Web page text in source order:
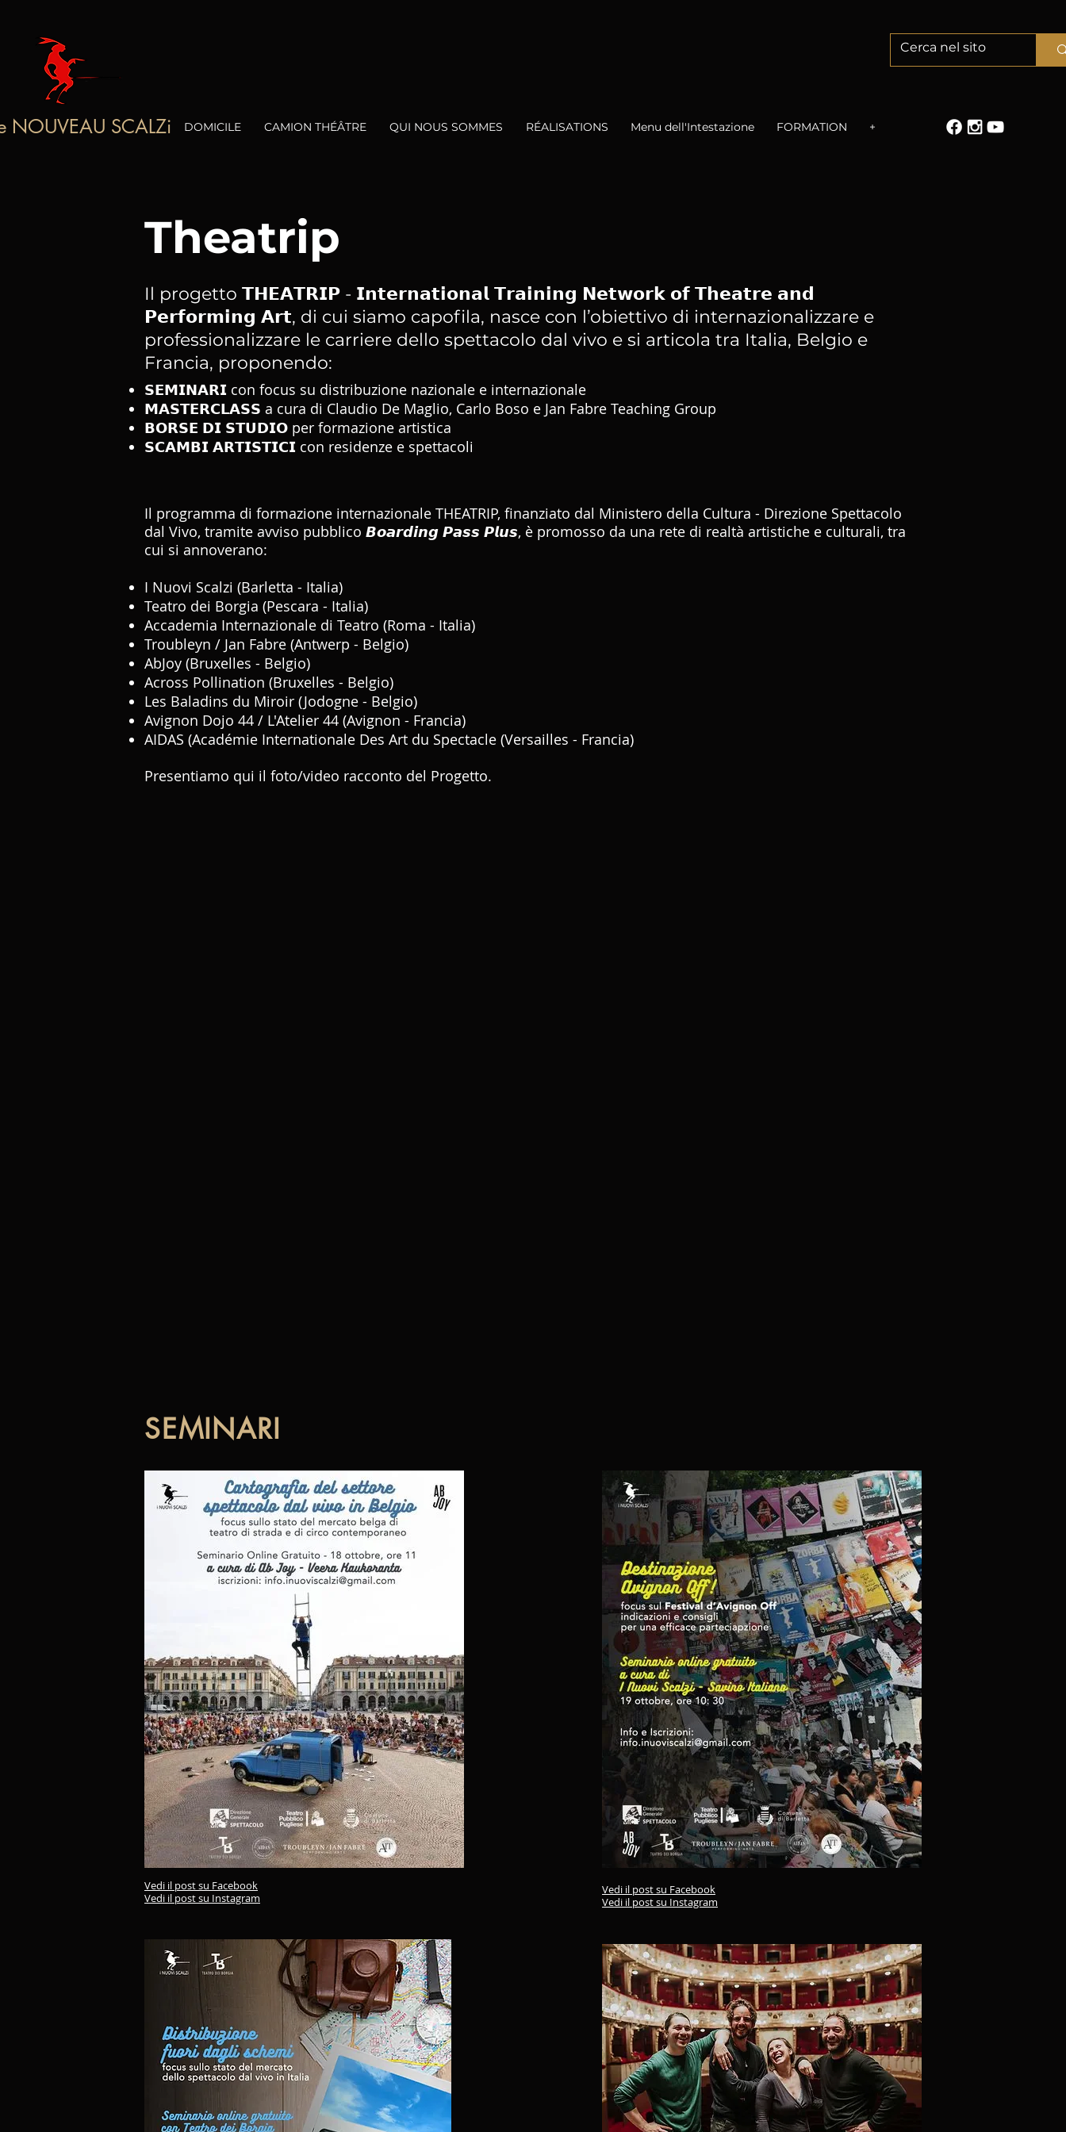
NOUVEAU SCALZi DOMICILE CAMION THÉÂTRE QUI NOUS SOMMES RÉALISATIONS Menu dell'Intestazione FORMATION +
Theatrip
Il progetto 𝗧𝗛𝗘𝗔𝗧𝗥𝗜𝗣 - 𝗜𝗻𝘁𝗲𝗿𝗻𝗮𝘁𝗶𝗼𝗻𝗮𝗹 𝗧𝗿𝗮𝗶𝗻𝗶𝗻𝗴 𝗡𝗲𝘁𝘄𝗼𝗿𝗸 𝗼𝗳 𝗧𝗵𝗲𝗮𝘁𝗿𝗲 𝗮𝗻𝗱
𝗣𝗲𝗿𝗳𝗼𝗿𝗺𝗶𝗻𝗴 𝗔𝗿𝘁, di cui siamo capofila, nasce con l’obiettivo di internazionalizzare e
professionalizzare le carriere dello spettacolo dal vivo e si articola tra Italia, Belgio e
Francia, proponendo:
𝗦𝗘𝗠𝗜𝗡𝗔𝗥𝗜 con focus su distribuzione nazionale e internazionale
𝗠𝗔𝗦𝗧𝗘𝗥𝗖𝗟𝗔𝗦𝗦 a cura di Claudio De Maglio, Carlo Boso e Jan Fabre Teaching Group
𝗕𝗢𝗥𝗦𝗘 𝗗𝗜 𝗦𝗧𝗨𝗗𝗜𝗢 per formazione artistica
𝗦𝗖𝗔𝗠𝗕𝗜 𝗔𝗥𝗧𝗜𝗦𝗧𝗜𝗖𝗜 con residenze e spettacoli
Il programma di formazione internazionale THEATRIP, finanziato dal Ministero della Cultura - Direzione Spettacolo
dal Vivo, tramite avviso pubblico 𝘽𝙤𝙖𝙧𝙙𝙞𝙣𝙜 𝙋𝙖𝙨𝙨 𝙋𝙡𝙪𝙨, è promosso da una rete di realtà artistiche e culturali, tra
cui si annoverano:
I Nuovi Scalzi (Barletta - Italia)
Teatro dei Borgia (Pescara - Italia)
Accademia Internazionale di Teatro (Roma - Italia)
Troubleyn / Jan Fabre (Antwerp - Belgio)
AbJoy (Bruxelles - Belgio)
Across Pollination (Bruxelles - Belgio)
Les Baladins du Miroir (Jodogne - Belgio)
Avignon Dojo 44 / L'Atelier 44 (Avignon - Francia)
AIDAS (Académie Internationale Des Art du Spectacle (Versailles - Francia)
Presentiamo qui il foto/video racconto del Progetto.
SEMINARI
Vedi il post su Facebook
Vedi il post su Instagram
Vedi il post su Facebook
Vedi il post su Instagram